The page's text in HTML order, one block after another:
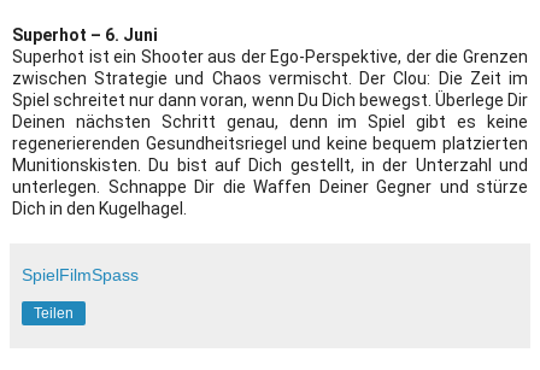
Superhot – 6. Juni
Superhot ist ein Shooter aus der Ego-Perspektive, der die Grenzen
zwischen Strategie und Chaos vermischt. Der Clou: Die Zeit im
Spiel schreitet nur dann voran, wenn Du Dich bewegst. Überlege Dir
Deinen nächsten Schritt genau, denn im Spiel gibt es keine
regenerierenden Gesundheitsriegel und keine bequem platzierten
Munitionskisten. Du bist auf Dich gestellt, in der Unterzahl und
unterlegen. Schnappe Dir die Waffen Deiner Gegner und stürze
Dich in den Kugelhagel.
SpielFilmSpass
Teilen